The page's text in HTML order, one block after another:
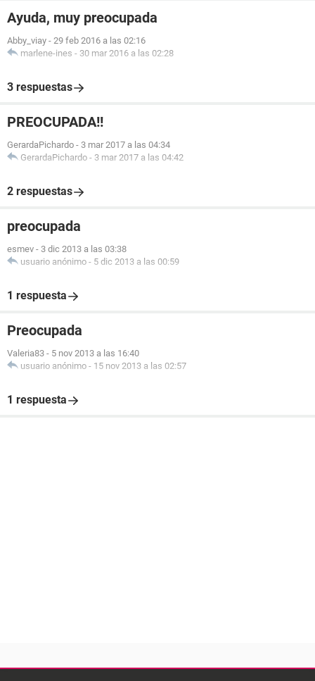
Ayuda, muy preocupada
Abby_viay - 29 feb 2016 a las 02:16
marlene-ines - 30 mar 2016 a las 02:28
3 respuestas
PREOCUPADA!!
GerardaPichardo - 3 mar 2017 a las 04:34
GerardaPichardo - 3 mar 2017 a las 04:42
2 respuestas
preocupada
esmev - 3 dic 2013 a las 03:38
usuario anónimo - 5 dic 2013 a las 00:59
1 respuesta
Preocupada
Valeria83 - 5 nov 2013 a las 16:40
usuario anónimo - 15 nov 2013 a las 02:57
1 respuesta